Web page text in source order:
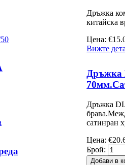
Дръжка
китайска
Цена:
Вижте
Дръжка
Дръжка
сатинран
Цена:
Брой: